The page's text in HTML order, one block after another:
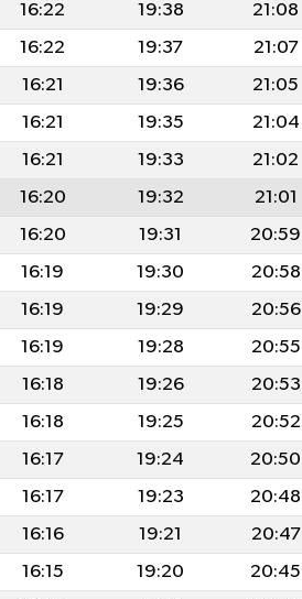
16:22 19:38
21:08
16:22 19:37
21:07
16:21 19:36
21:05
16:21 19:35
21:04
16:21 19:33
21:02
16:20 19:32
21:01
16:20 19:31
20:59
16:19 19:30
20:58
16:19 19:29
20:56
16:19 19:28
20:55
16:18 19:26
20:53
16:18 19:25
20:52
16:17 19:24
20:50
16:17 19:23
20:48
16:16 19:21
20:47
16:15 19:20
20:45